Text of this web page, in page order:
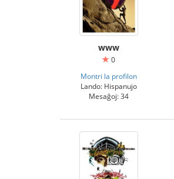
www
0
Montri la profilon
Lando: Hispanujo
Mesaĝoj: 34